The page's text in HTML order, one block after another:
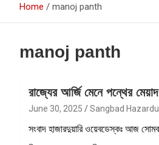
Home manoj panth
manoj panth
রাজ্যের আর্জি মেনে পন্থের মেয়াদ
June 30, 2025 Sangbad
সংবাদ হাজারদুয়ারি ওয়েবডেস্কঃ আজ